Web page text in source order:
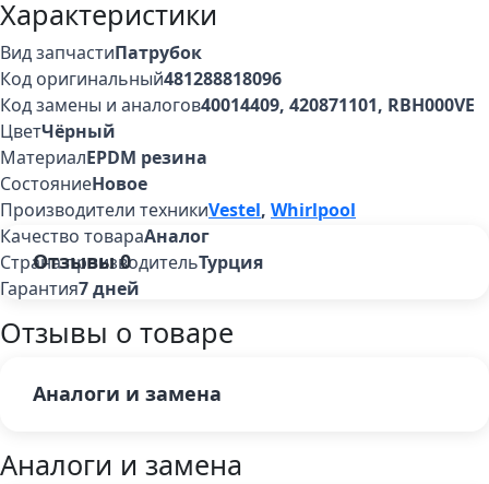
Характеристики
Вид запчастиПатрубок
Код оригинальный481288818096
Код замены и аналогов40014409, 420871101, RBH000VE
ЦветЧёрный
МатериалEPDM резина
СостояниеНовое
Производители техникиVestel, Whirlpool
Качество товараАналог
Страна производительТурция
Гарантия7 дней
Отзывы0
Отзывы о товаре
Аналоги и замена
Аналоги и замена